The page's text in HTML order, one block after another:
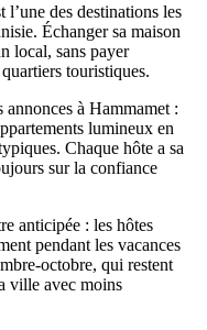
l’une des destinations les
Échanger sa maison
local, sans payer
touristiques.
à Hammamet :
lumineux en
Chaque hôte a sa
sur la confiance
anticipée : les hôtes
pendant les vacances
octobre, qui restent
ville avec moins